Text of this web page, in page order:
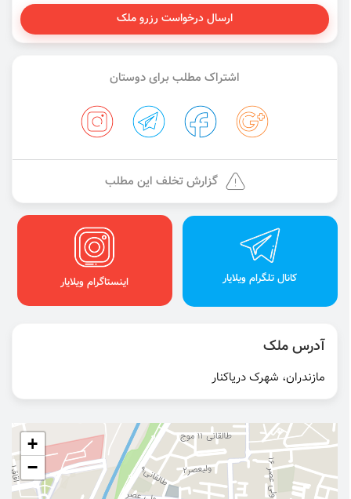
ارسال درخواست رزرو ملک
اشتراک مطلب برای دوستان
گزارش تخلف این مطلب
کانال تلگرام ویلایار اینستاگرام ویلایار
آدرس ملک
مازندران، شهرک دریاکنار
+
−